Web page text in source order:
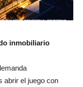
inmobiliario
abrir el juego con